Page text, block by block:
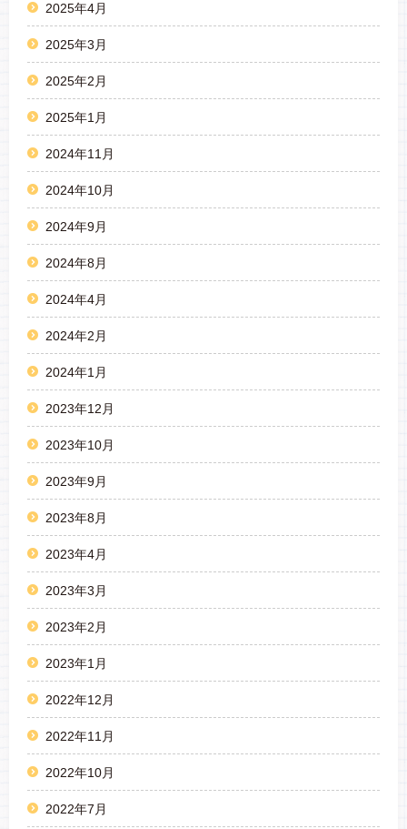
2025年4月
2025年3月
2025年2月
2025年1月
2024年11月
2024年10月
2024年9月
2024年8月
2024年4月
2024年2月
2024年1月
2023年12月
2023年10月
2023年9月
2023年8月
2023年4月
2023年3月
2023年2月
2023年1月
2022年12月
2022年11月
2022年10月
2022年7月